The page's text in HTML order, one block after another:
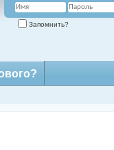
Запомнить?